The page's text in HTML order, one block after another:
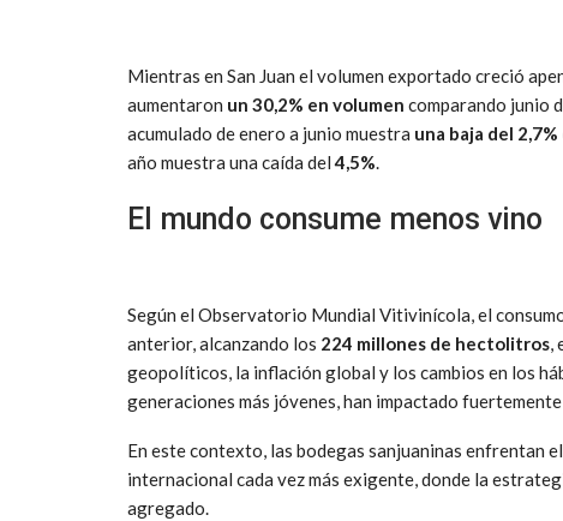
Mientras en San Juan el volumen exportado creció
aumentaron un 30,2% en volumen comparando junio
acumulado de enero a junio muestra una baja del
año muestra una caída del4,5%.
El mundo consume menos vino
Según el Observatorio Mundial Vitivinícola, el
anterior, alcanzando los 224 millones de hectolitros,
geopolíticos, la inflación global y los cambios en los
generaciones más jóvenes, han impactado
En este contexto, las bodegas sanjuaninas enfrentan
internacional cada vez más exigente, donde la
agregado.